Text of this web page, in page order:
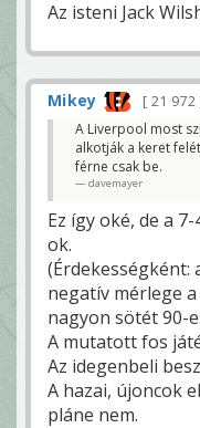
Az isteni Jack
Mikey
21 972
A Liverpool most
alkotják a keret
férne csak be.
davemayer
Ez így oké, de a
ok.
(Érdekességként:
negatív mérlege
nagyon sötét 90-
A mutatott fos
Az idegenbeli
A hazai, újoncok
pláne nem.